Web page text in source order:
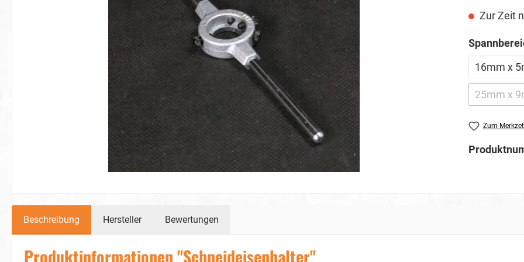
Zur Zeit
16mm x
25mm x
Zum
Beschreibung Hersteller Bewertungen
Produktinformationen "Schneideisenhalter"